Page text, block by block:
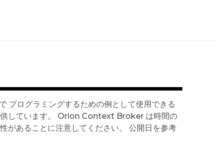
ログラミングするための例として使用できる
供しています。 Orion Context Broker は時間の
があることに注意してください。 公開日を参考